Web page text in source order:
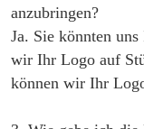
anzubringen?
Ja. Sie könnten
wir Ihr Logo auf
können wir Ihr